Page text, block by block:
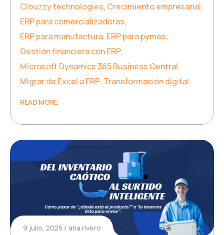
Clouzzy technologies, Crecimiento empresarial,
ERP para comercializadoras,
ERP para manufactura, ERP para pymes,
Gestión financiera con ERP,
Microsoft Dynamics 365 Business Central,
Migrar de Excel a ERP, Transformación digital
READ MORE
9 julio, 2025 ana.rivero